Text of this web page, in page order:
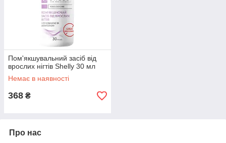
Пом'якшувальний засіб від
врослих нігтів Shelly 30 мл
Немає в наявності
368 ₴
Про нас